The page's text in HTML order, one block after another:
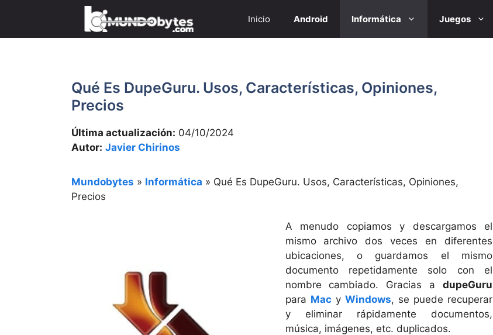
contenido
Inicio Android Informática Juegos
Qué Es DupeGuru. Usos, Características, Opiniones,
Precios
Última actualización: 04/10/2024
Autor: Javier Chirinos
Mundobytes » Informática » Qué Es DupeGuru. Usos, Características, Opiniones,
Precios
A menudo copiamos y descargamos el
mismo archivo dos veces en diferentes
ubicaciones, o guardamos el mismo
documento repetidamente solo con el
nombre cambiado. Gracias a dupeGuru
para Macy Windows, se puede recuperar
y eliminar rápidamente documentos,
música, imágenes, etc. duplicados.